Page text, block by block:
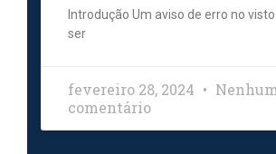
Introdução Um aviso de erro no
ser
fevereiro 28, 2024
comentário